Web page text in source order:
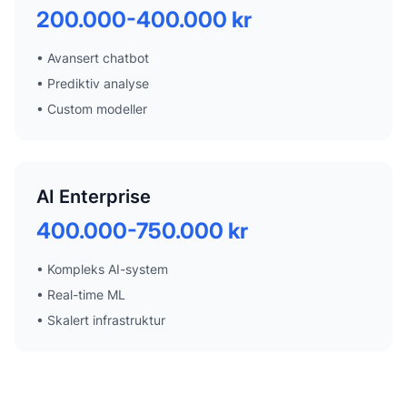
200.000-400.000 kr
• Avansert chatbot
• Prediktiv analyse
• Custom modeller
AI Enterprise
400.000-750.000 kr
• Kompleks AI-system
• Real-time ML
• Skalert infrastruktur